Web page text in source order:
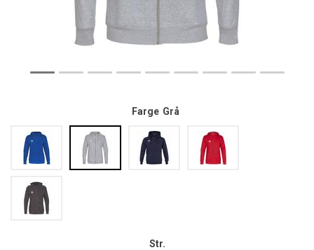
Farge Grå
Str.